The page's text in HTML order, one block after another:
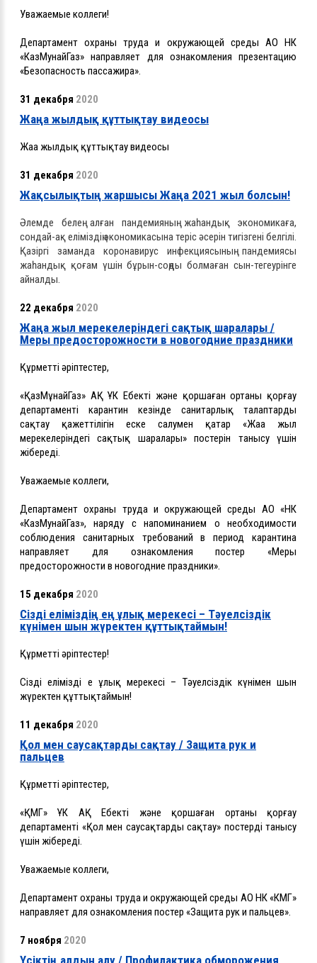
Уважаемые коллеги!
Департамент охраны труда и окружающей среды АО НК
«КазМунайГаз» направляет для ознакомления презентацию
«Безопасность пассажира».
31 декабря 2020
Жаңа жылдық құттықтау видеосы
Жаңа жылдық құттықтау видеосы
31 декабря 2020
Жақсылықтың жаршысы Жаңа 2021 жыл болсын!
Әлемде белең алған пандемияның жаһандық экономикаға,
сондай-ақ еліміздің экономикасына теріс әсерін тигізгені белгілі.
Қазіргі заманда коронавирус инфекциясының пандемиясы
жаһандық қоғам үшін бұрын-соңды болмаған сын-тегеурінге
айналды.
22 декабря 2020
Жаңа жыл мерекелеріндегі сақтық шаралары /
Меры предосторожности в новогодние праздники
Құрметті әріптестер,
«ҚазМұнайГаз» АҚ ҰК Еңбекті және қоршаған ортаны қорғау
департаменті карантин кезінде санитарлық талаптарды
сақтау қажеттілігін еске салумен қатар «Жаңа жыл
мерекелеріндегі сақтық шаралары» постерін танысу үшін
жібереді.
Уважаемые коллеги,
Департамент охраны труда и окружающей среды АО «НК
«КазМунайГаз», наряду с напоминанием о необходимости
соблюдения санитарных требований в период карантина
направляет для ознакомления постер «Меры
предосторожности в новогодние праздники».
15 декабря 2020
Сізді еліміздің ең ұлық мерекесі – Тәуелсіздік
күнімен шын жүректен құттықтаймын!
Құрметті әріптестер!
Сізді еліміздің ең ұлық мерекесі – Тәуелсіздік күнімен шын
жүректен құттықтаймын!
11 декабря 2020
Қол мен саусақтарды сақтау / Защита рук и
пальцев
Құрметті әріптестер,
«ҚМГ» ҰК АҚ Еңбекті және қоршаған ортаны қорғау
департаменті «Қол мен саусақтарды сақтау» постерді танысу
үшін жібереді.
Уважаемые коллеги,
Департамент охраны труда и окружающей среды АО НК «КМГ»
направляет для ознакомления постер «Защита рук и пальцев».
7 ноября 2020
Үсіктің алдын алу / Профилактика обморожения